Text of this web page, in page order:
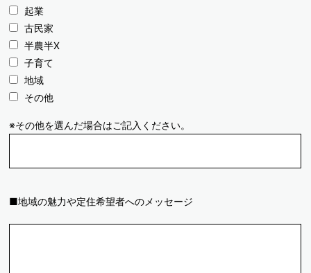
起業
古民家
半農半X
子育て
地域
その他
※その他を選んだ場合はご記入ください。
■地域の魅力や定住希望者へのメッセージ